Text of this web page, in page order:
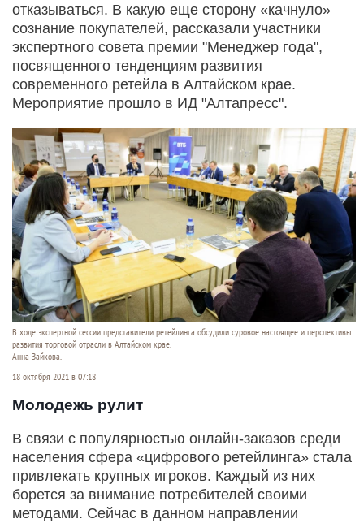
отказываться. В какую еще сторону «качнуло»
сознание покупателей, рассказали участники
экспертного совета премии "Менеджер года",
посвященного тенденциям развития
современного ретейла в Алтайском крае.
Мероприятие прошло в ИД "Алтапресс".
В ходе экспертной сессии представители ретейлинга обсудили суровое настоящее и перспективы
развития торговой отрасли в Алтайском крае.
Анна Зайкова.
18 октября 2021 в 07:18
Молодежь рулит
В связи с популярностью онлайн-заказов среди
населения сфера «цифрового ретейлинга» стала
привлекать крупных игроков. Каждый из них
борется за внимание потребителей своими
методами. Сейчас в данном направлении